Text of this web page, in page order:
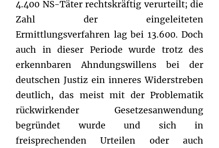
4.400 NS-Täter rechtskräftig verurteilt; die
Zahl der eingeleiteten
Ermittlungsverfahren lag bei 13.600. Doch
auch in dieser Periode wurde trotz des
erkennbaren Ahndungswillens bei der
deutschen Justiz ein inneres Widerstreben
deutlich, das meist mit der Problematik
rückwirkender Gesetzesanwendung
begründet wurde und sich in
freisprechenden Urteilen oder auch